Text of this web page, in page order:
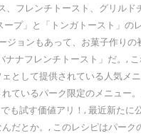
フレンチトースト、グリル
プ」と「トンガトースト」
ョンもあって、お菓子作り
ナフレンチトースト」だ
として提供されている人気
ているパーク限定のメニュ
も試す価値アリ！, 最近新
だとか。, このレシピはパー